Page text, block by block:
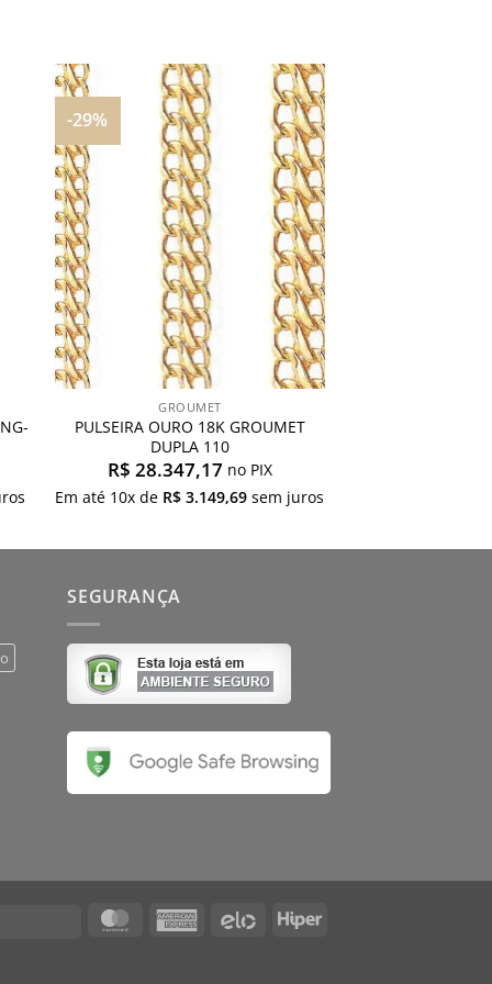
-29%
Adicionar
aos
meus
desejos
GROUMET
PULSEIRA OURO 18K GROUMET
DUPLA 110
R$ 28.347,17 no PIX
Em até 10x de R$ 3.149,69 sem juros
SEGURANÇA
MasterCardAmerican Elo Hiper